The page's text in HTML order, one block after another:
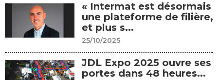
« Intermat est désormais
une plateforme de filière,
et plus s...
25/10/2025
JDL Expo 2025 ouvre ses
portes dans 48 heures...